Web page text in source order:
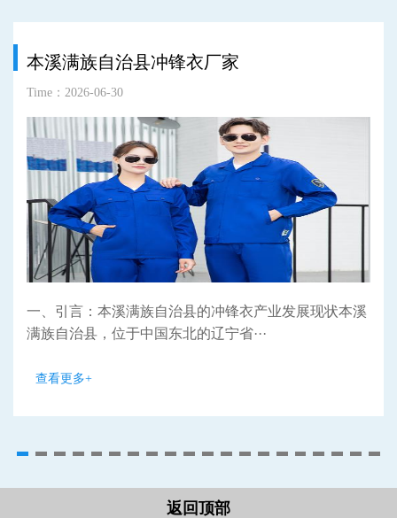
本溪满族自治县冲锋衣厂家
Time：2026-06-30
一、引言：本溪满族自治县的冲锋衣产业发展现状本溪
满族自治县，位于中国东北的辽宁省···
查看更多+
返回顶部